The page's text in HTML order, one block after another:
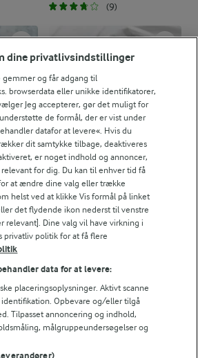
(9)
Frittata
(38)
dine privatlivsindstillinger
gemmer og får adgang til
browserdata eller unikke identifikatorer,
Jeg accepterer, gør det muligt for
de formål, der er vist under
datafor at levere«. Hvis du
dit samtykke tilbage, deaktiveres
er noget indhold og annoncer,
for dig. Du kan til enhver tid få
at ændre dine valg eller trække
helst ved at klikke Vis formål på linket
det flydende ikon nederst til venstre
relevant]. Dine valg vil have virkning i
privatliv politik for at få flere
data for at levere:
placeringsoplysninger. Aktivt scanne
Opbevare og/eller tilgå
Tilpasset annoncering og indhold,
målgruppeundersøgelser og